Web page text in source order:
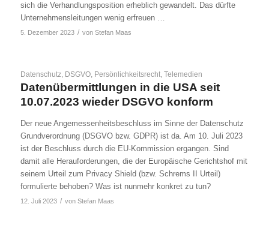
sich die Verhandlungsposition erheblich gewandelt. Das dürfte
Unternehmensleitungen wenig erfreuen …
5. Dezember 2023 / von Stefan Maas
Datenschutz, DSGVO, Persönlichkeitsrecht, Telemedien
Datenübermittlungen in die USA seit
10.07.2023 wieder DSGVO konform
Der neue Angemessenheitsbeschluss im Sinne der Datenschutz
Grundverordnung (DSGVO bzw. GDPR) ist da. Am 10. Juli 2023
ist der Beschluss durch die EU-Kommission ergangen. Sind
damit alle Herauforderungen, die der Europäische Gerichtshof mit
seinem Urteil zum Privacy Shield (bzw. Schrems II Urteil)
formulierte behoben? Was ist nunmehr konkret zu tun?
12. Juli 2023 / von Stefan Maas